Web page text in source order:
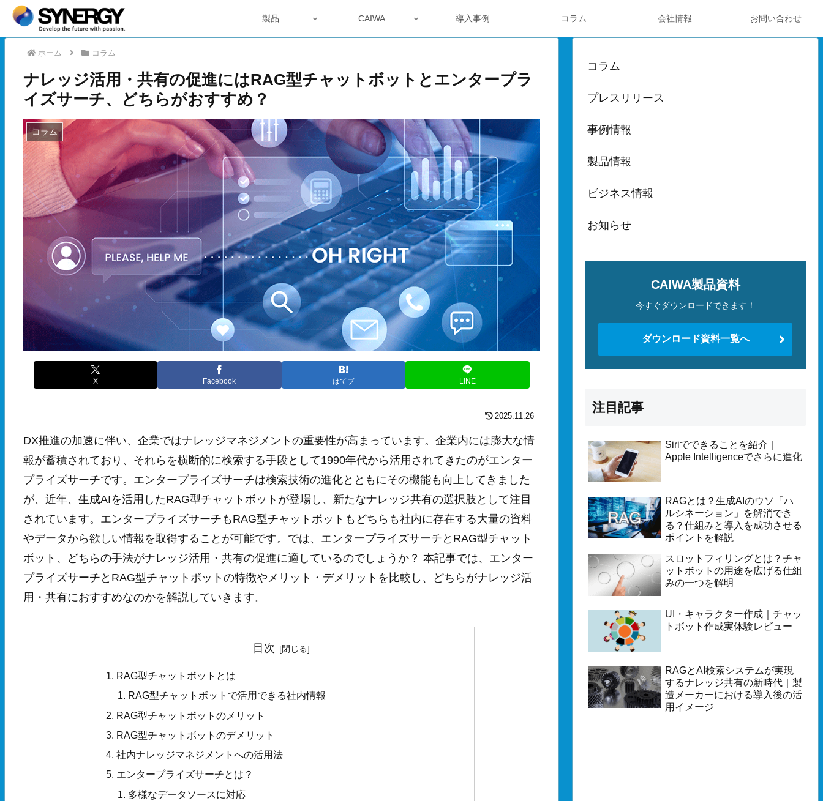
製品 CAIWA 導入事例 コラム 会社情報 お問い合わせ
ホーム コラム
ナレッジ活用・共有の促進にはRAG型チャットボットとエンタープラ
イズサーチ、どちらがおすすめ？
コラム
X Facebook はてブ LINE
2025.11.26
DX推進の加速に伴い、企業ではナレッジマネジメントの重要性が高まっています。企業内には膨大な情
報が蓄積されており、それらを横断的に検索する手段として1990年代から活用されてきたのがエンター
プライズサーチです。エンタープライズサーチは検索技術の進化とともにその機能も向上してきました
が、近年、生成AIを活用したRAG型チャットボットが登場し、新たなナレッジ共有の選択肢として注目
されています。エンタープライズサーチもRAG型チャットボットもどちらも社内に存在する大量の資料
やデータから欲しい情報を取得することが可能です。では、エンタープライズサーチとRAG型チャット
ボット、どちらの手法がナレッジ活用・共有の促進に適しているのでしょうか？ 本記事では、エンター
プライズサーチとRAG型チャットボットの特徴やメリット・デメリットを比較し、どちらがナレッジ活
用・共有におすすめなのかを解説していきます。
目次
RAG型チャットボットとは
RAG型チャットボットで活用できる社内情報
RAG型チャットボットのメリット
RAG型チャットボットのデメリット
社内ナレッジマネジメントへの活用法
エンタープライズサーチとは？
多様なデータソースに対応
コラム
プレスリリース
事例情報
製品情報
ビジネス情報
お知らせ
CAIWA製品資料
今すぐダウンロードできます！
ダウンロード資料一覧へ
注目記事
Siriでできることを紹介｜
Apple Intelligenceでさらに進化
RAGとは？生成AIのウソ「ハ
ルシネーション」を解消でき
る？仕組みと導入を成功させる
ポイントを解説
スロットフィリングとは？チャ
ットボットの用途を広げる仕組
みの一つを解明
UI・キャラクター作成｜チャッ
トボット作成実体験レビュー
RAGとAI検索システムが実現
するナレッジ共有の新時代｜製
造メーカーにおける導入後の活
用イメージ